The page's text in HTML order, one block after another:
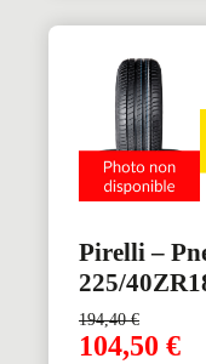
Pirelli –
225/
194,40€
104,50 €